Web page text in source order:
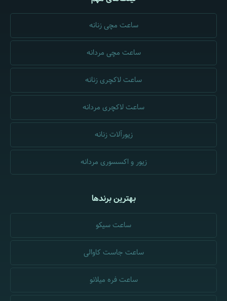
ساعت مچی زنانه
ساعت مچی مردانه
ساعت لاکچری زنانه
ساعت لاکچری مردانه
زیورآلات زنانه
زیور و اکسسوری مردانه
بهترین برندها
ساعت سیکو
ساعت جاست کاوالی
ساعت فره میلانو